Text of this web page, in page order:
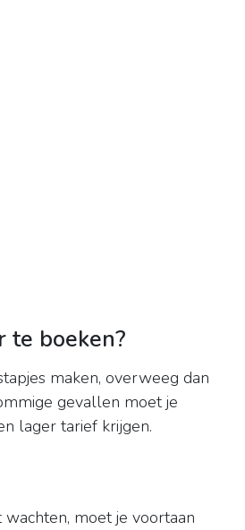
te boeken?
maken, overweeg dan
gevallen moet je
lager tarief krijgen.
wachten, moet je voortaan